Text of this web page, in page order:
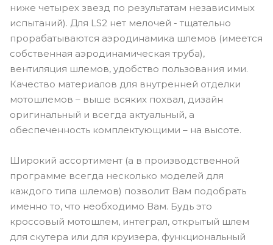
ниже четырех звезд по результатам независимых
испытаний). Для LS2 нет мелочей - тщательно
прорабатываются аэродинамика шлемов (имеется
собственная аэродинамическая труба),
вентиляция шлемов, удобство пользования ими.
Качество материалов для внутренней отделки
мотошлемов – выше всяких похвал, дизайн
оригинальный и всегда актуальный, а
обеспеченность комплектующими – на высоте.
Широкий ассортимент (а в производственной
программе всегда несколько моделей для
каждого типа шлемов) позволит Вам подобрать
именно то, что необходимо Вам. Будь это
кроссовый мотошлем, интеграл, открытый шлем
для скутера или для круизера, функциональный